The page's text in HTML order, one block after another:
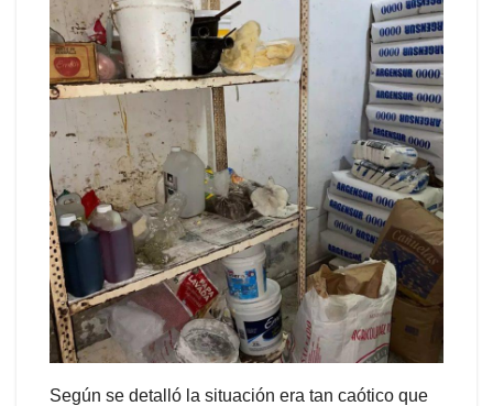
Según se detalló la situación era tan caótico que